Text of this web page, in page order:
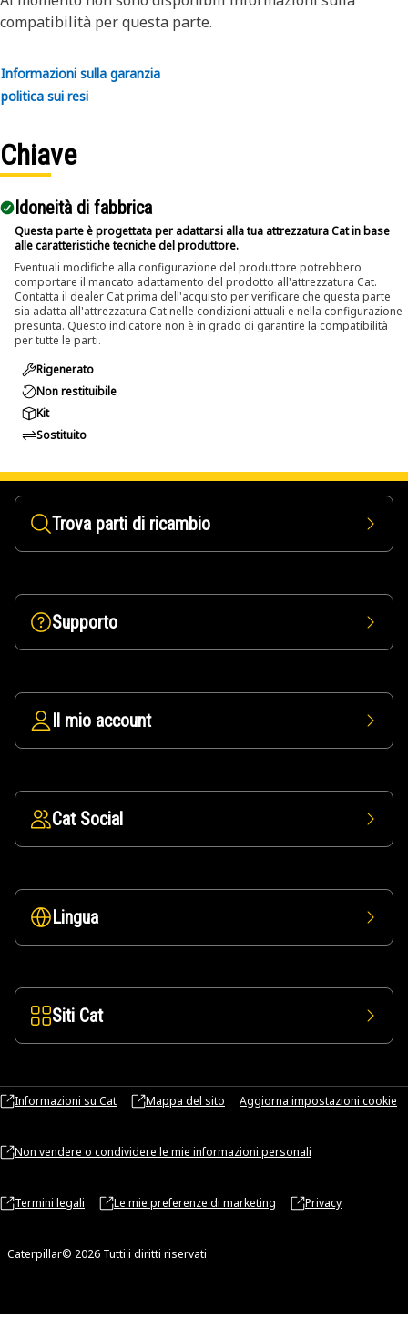
• Helps prevent damage to surrounding components during
impact.
and up to 4 inch (101.6 mm) in diameter.
• Supports accurate alignment during pin removal tasks.
Applications:
disassembly tasks where pins and bolts need to be
removed, and allows controlled force application to drive
out pins and bolts without affecting nearby components.
compatibilità per questa parte.
Informazioni sulla garanzia
politica sui resi
Chiave
Idoneità di fabbrica
Questa parte è progettata per adattarsi alla tua attrezzatura Cat in base
alle caratteristiche tecniche del produttore.
Eventuali modifiche alla configurazione del produttore potrebbero
comportare il mancato adattamento del prodotto all'attrezzatura Cat.
Contatta il dealer Cat prima dell'acquisto per verificare che questa parte
sia adatta all'attrezzatura Cat nelle condizioni attuali e nella configurazione
presunta. Questo indicatore non è in grado di garantire la compatibilità
per tutte le parti.
Rigenerato
Non restituibile
Kit
Sostituito
Trova parti di ricambio
Supporto
Il mio account
Cat Social
Lingua
Siti Cat
Informazioni su Cat Mappa del sito Aggiorna impostazioni cookie
Non vendere o condividere le mie informazioni personali
Termini legali Le mie preferenze di marketing Privacy
Caterpillar© 2026 Tutti i diritti riservati